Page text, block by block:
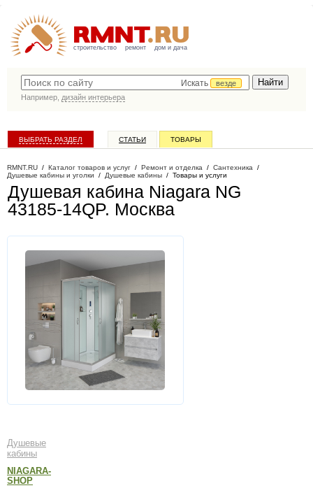
строительство ремонт дом и дача
Искать
везде
Например, дизайн интерьера
ВЫБРАТЬ РАЗДЕЛ СТАТЬИ ТОВАРЫ
RMNT.RU / Каталог товаров и услуг / Ремонт и отделка / Сантехника /
Душевые кабины и уголки / Душевые кабины / Товары и услуги
Душевая кабина Niagara NG
43185-14QP. Москва
Душевые
кабины
NIAGARA-
SHOP